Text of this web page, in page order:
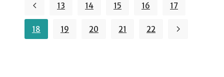
13 14 15 16 17
18 19 20 21 22